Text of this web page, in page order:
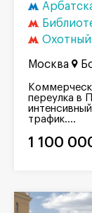
Москва
переулка в
трафик....
1 100